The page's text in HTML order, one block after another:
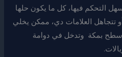
التحكم فيها، كل ما يكون حلها
تتجاهل العلامات دي، ممكن يخلي
بمكة وتدخل في دوامة